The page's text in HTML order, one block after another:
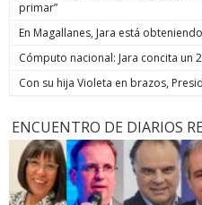
primar”
En Magallanes, Jara está
Cómputo nacional: Jara concita un
Con su hija Violeta en brazos,
ENCUENTRO DE DIARIOS